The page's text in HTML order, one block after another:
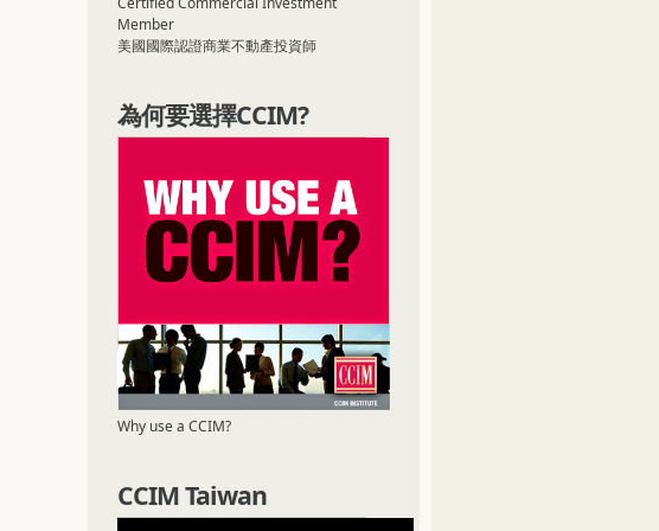
Member
美國國際認證商業不動產投資師
為何要選擇CCIM?
Why use a CCIM?
CCIM Taiwan